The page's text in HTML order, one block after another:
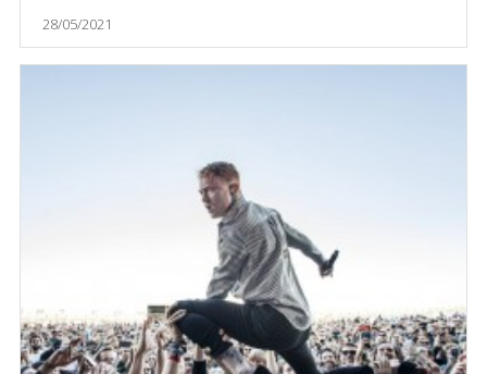
28/05/2021